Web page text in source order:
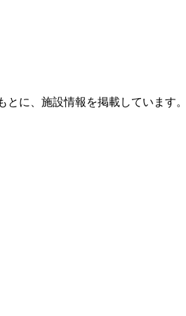
とに、施設情報を掲載していま